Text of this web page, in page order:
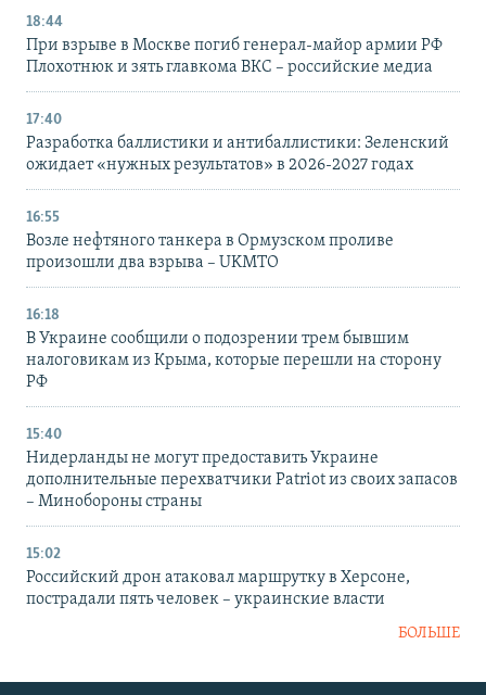
18:44
При взрыве в Москве погиб генерал-майор армии РФ
Плохотнюк и зять главкома ВКС – российские медиа
17:40
Разработка баллистики и антибаллистики: Зеленский
ожидает «нужных результатов» в 2026-2027 годах
16:55
Возле нефтяного танкера в Ормузском проливе
произошли два взрыва – UKMTO
16:18
В Украине сообщили о подозрении трем бывшим
налоговикам из Крыма, которые перешли на сторону
РФ
15:40
Нидерланды не могут предоставить Украине
дополнительные перехватчики Patriot из своих запасов
– Минобороны страны
15:02
Российский дрон атаковал маршрутку в Херсоне,
пострадали пять человек – украинские власти
БОЛЬШЕ